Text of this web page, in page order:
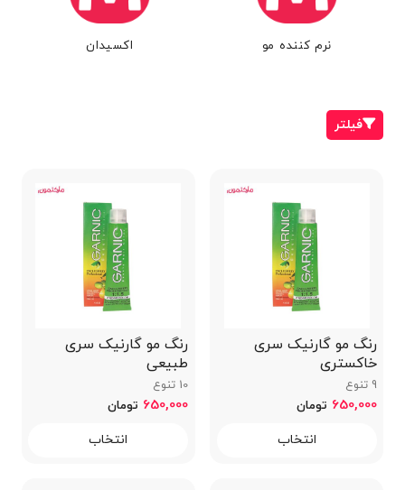
نرم کننده مو اکسیدان
فیلتر
رنگ مو گارنیک سری
خاکستری
9 تنوع
650,000 تومان
انتخاب
رنگ مو گارنیک سری
طبیعی
10 تنوع
650,000 تومان
انتخاب